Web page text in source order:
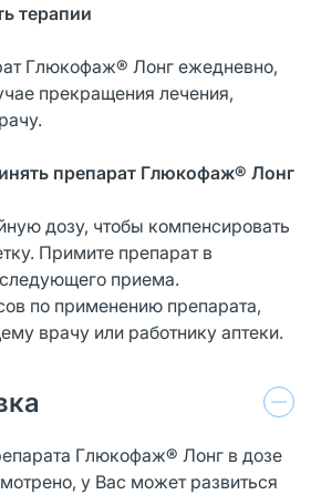
терапии
Глюкофаж® Лонг ежедневно,
прекращения лечения,
препарат Глюкофаж® Лонг
дозу, чтобы компенсировать
Примите препарат в
приема.
по применению препарата,
врачу или работнику аптеки.
Глюкофаж® Лонг в дозе
у Вас может развиться